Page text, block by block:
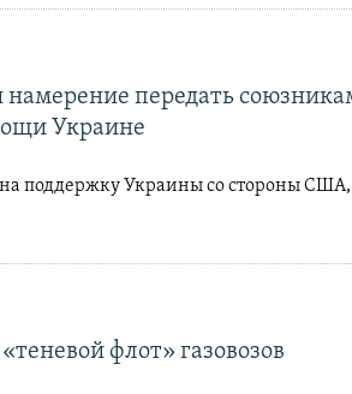
намерение передать
Украине
поддержку Украины со стороны
флот» газовозов